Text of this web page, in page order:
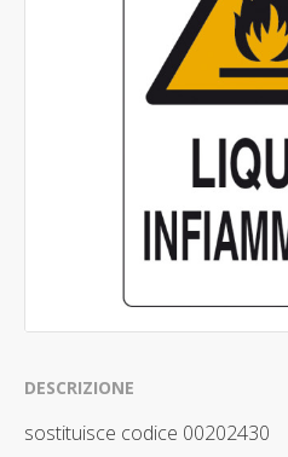
DESCRIZIONE
sostituisce codice 00202430